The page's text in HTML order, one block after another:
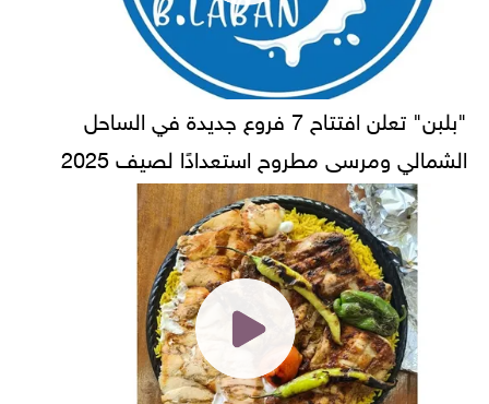
"بلبن" تعلن افتتاح 7 فروع جديدة في الساحل
الشمالي ومرسى مطروح استعدادًا لصيف 2025